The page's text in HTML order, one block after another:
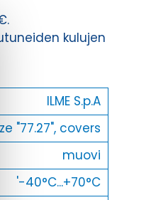
kulujen
ILME S.p.A
"77.27", covers
muovi
'-40°C...+70°C